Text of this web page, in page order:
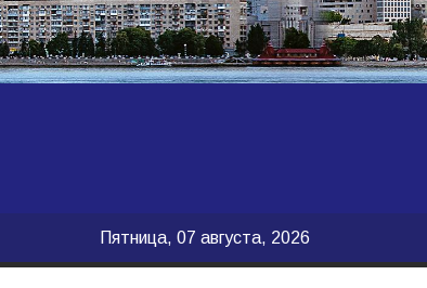
Пятница, 07 августа, 2026